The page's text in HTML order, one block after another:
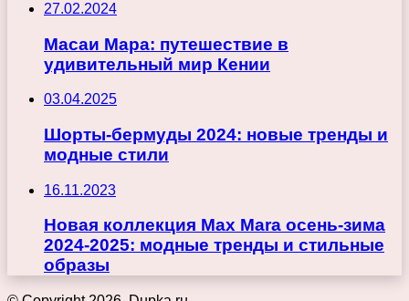
27.02.2024
Масаи Мара: путешествие в
удивительный мир Кении
03.04.2025
Шорты-бермуды 2024: новые тренды и
модные стили
16.11.2023
Новая коллекция Max Mara осень-зима
2024-2025: модные тренды и стильные
образы